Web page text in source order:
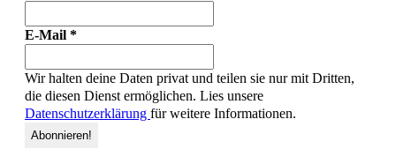
E-Mail *
Wir halten deine Daten privat und teilen sie nur mit Dritten,
die diesen Dienst ermöglichen. Lies unsere
Datenschutzerklärung für weitere Informationen.